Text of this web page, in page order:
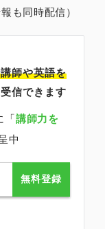
も同時配信）
師や英語を
信できます
「講師力を
中
無料登録